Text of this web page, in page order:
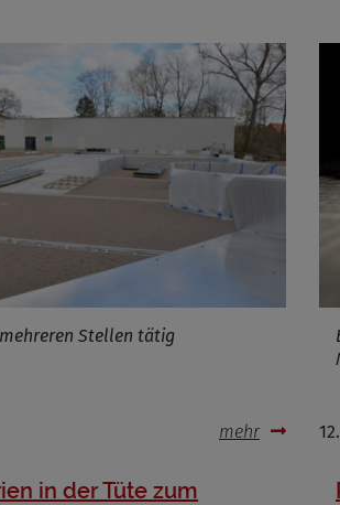
Stellen tätig
mehr
in der Tüte zum